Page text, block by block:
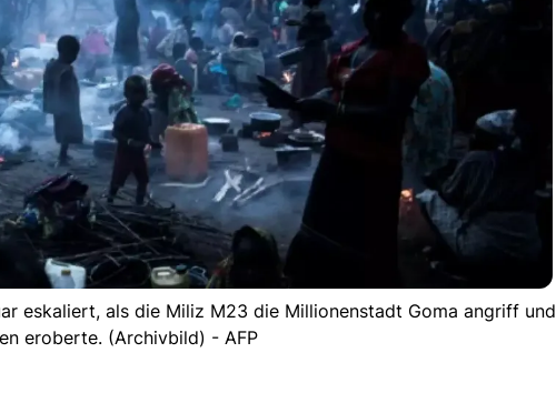
eskaliert, als die Miliz M23 die Millionenstadt Goma angriff und
eroberte. (Archivbild) - AFP